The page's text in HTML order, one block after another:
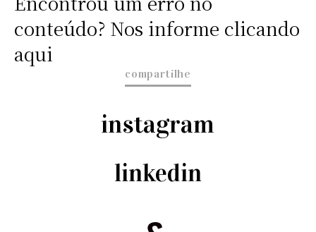
conteúdo? Nos informe clicando
aqui
compartilhe
instagram
linkedin